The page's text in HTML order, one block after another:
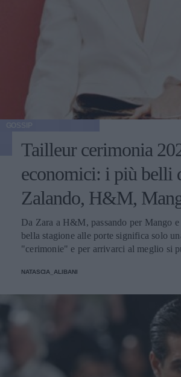
Tailleur cerimonia
economici: i più belli
Zalando, H&M,
Da Zara a H&M, passando per Mango
bella stagione alle porte significa solo
"cerimonie" e per arrivarci al meglio si
NATASCIA_ALIBANI